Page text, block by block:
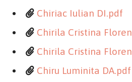
Chiriac Iulian DI.pdf
Chirila Cristina
Chirila Cristina
Chiru Luminita DA.pdf